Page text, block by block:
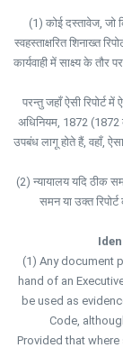
(1) कोई दस्तावेज, जो
स्वहस्ताक्षरित शिनाख्त
कार्यवाही में साक्ष्य के तौर
परन्तु जहाँ ऐसी रिपोर्ट
अधिनियम, 1872 (1872
उपबंध लागू होते हैं, वहाँ,
(2) न्यायालय यदि ठीक
समन या उक्त
(1) Any document
hand of an
be used as
Code,
Provided that